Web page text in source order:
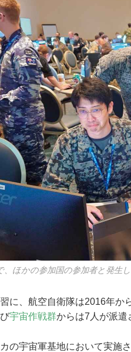
、ほかの参加国の参加者と発生
に、航空自衛隊は2016年か
宇宙作戦群からは7人が派遣
の宇宙軍基地において実施